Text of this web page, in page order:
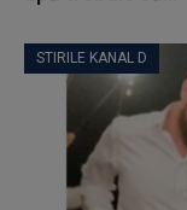
STIRILE KANAL D